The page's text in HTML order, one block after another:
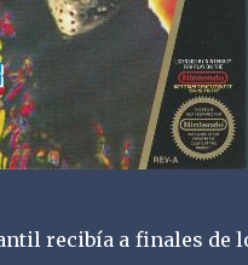
recibía a finales de